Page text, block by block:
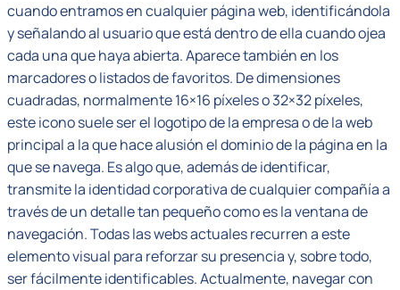
cuando entramos en cualquier página web, identificándola
y señalando al usuario que está dentro de ella cuando ojea
cada una que haya abierta. Aparece también en los
marcadores o listados de favoritos. De dimensiones
cuadradas, normalmente 16×16 píxeles o 32×32 píxeles,
este icono suele ser el logotipo de la empresa o de la web
principal a la que hace alusión el dominio de la página en la
que se navega. Es algo que, además de identificar,
transmite la identidad corporativa de cualquier compañía a
través de un detalle tan pequeño como es la ventana de
navegación. Todas las webs actuales recurren a este
elemento visual para reforzar su presencia y, sobre todo,
ser fácilmente identificables. Actualmente, navegar con